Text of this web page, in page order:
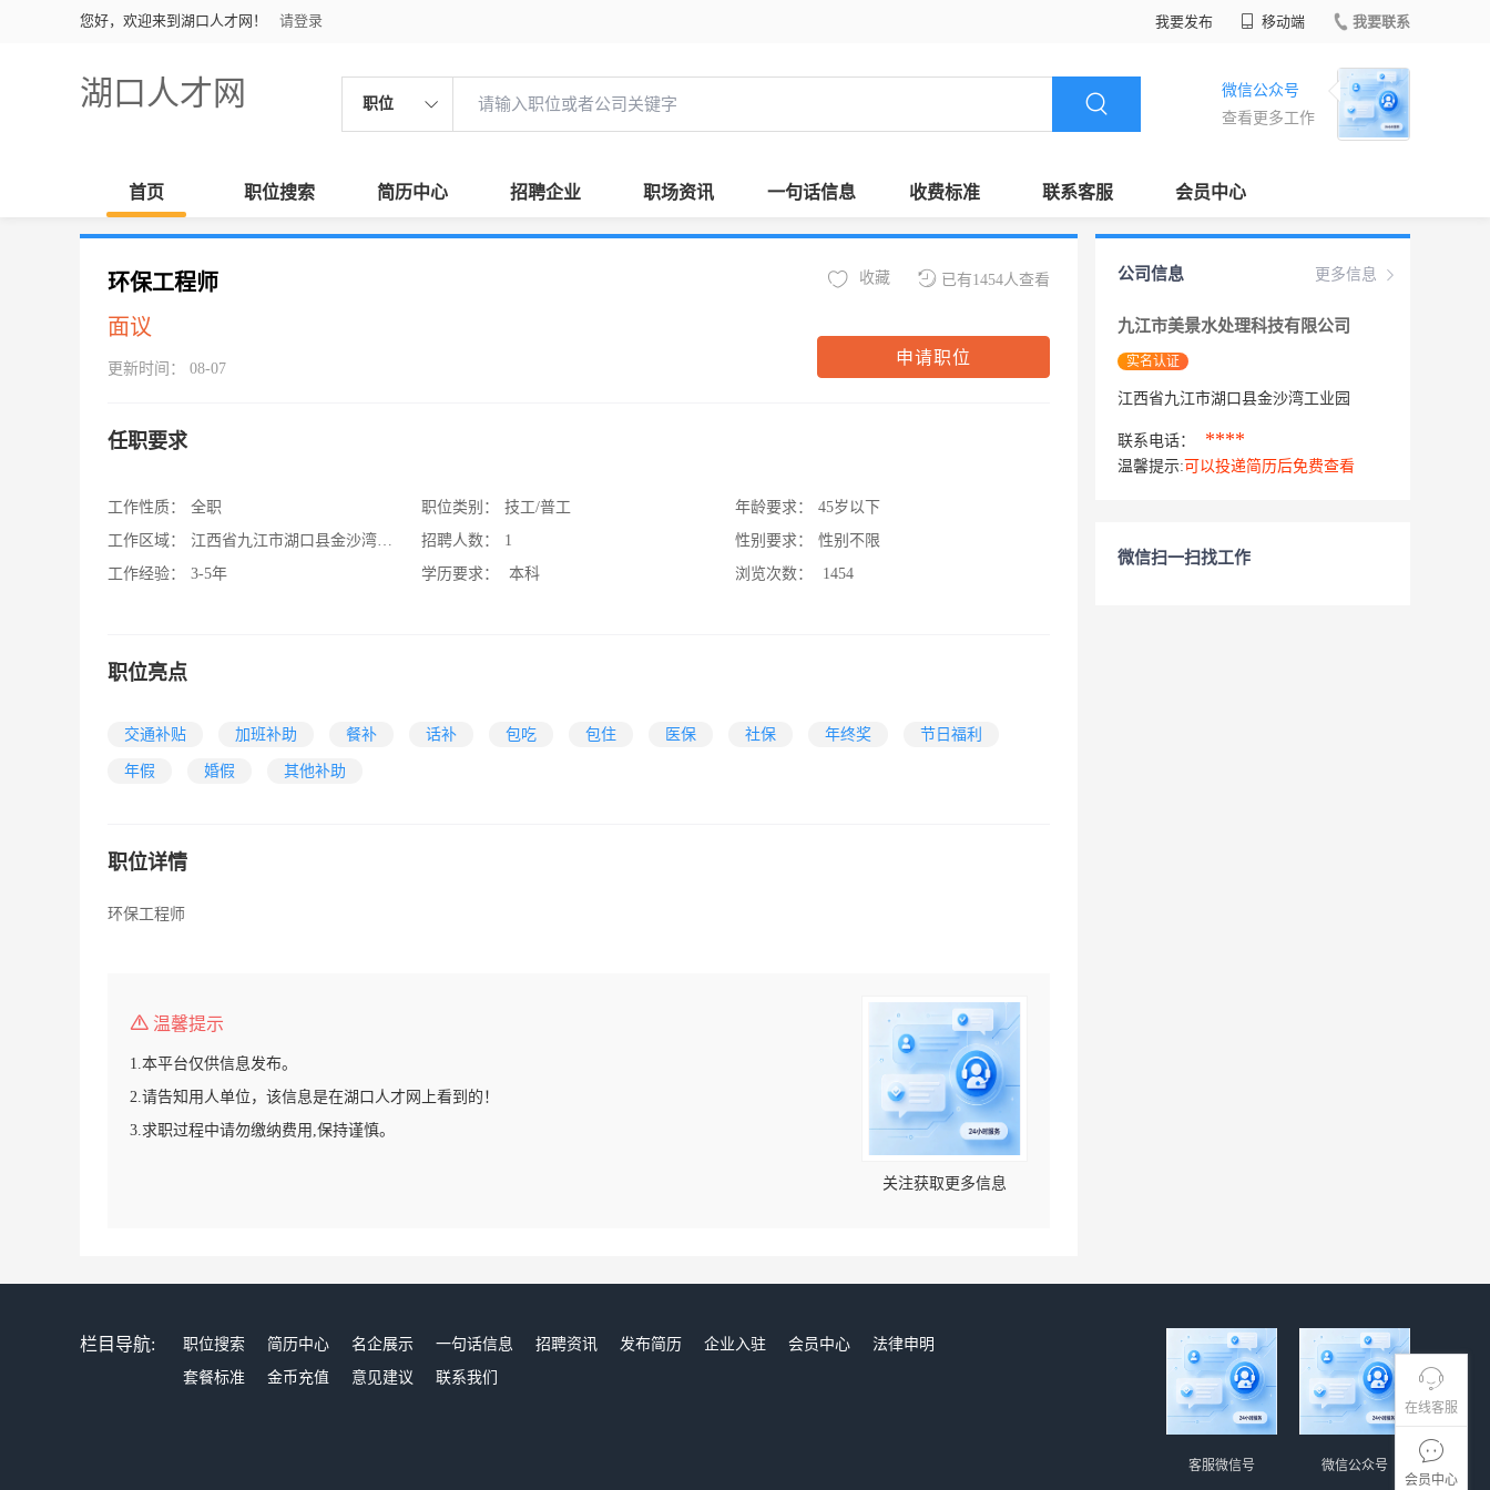
您好，欢迎来到湖口人才网！ 请登录 我要发布 移动端 我要联系
湖口人才网 职位
微信公众号
查看更多工作
首页 职位搜索 简历中心 招聘企业 职场资讯 一句话信息 收费标准 联系客服 会员中心
在线客服
会员中心
环保工程师
面议
更新时间： 08-07
已有1454人查看
收藏
申请职位
任职要求
工作性质：
全职
工作区域：
江西省九江市湖口县金沙湾工业园
工作经验：
3-5年
职位类别：
技工/普工
招聘人数：
1
学历要求：
本科
年龄要求：
45岁以下
性别要求：
性别不限
浏览次数：
1454
职位亮点
交通补贴 加班补助 餐补 话补 包吃 包住 医保 社保 年终奖 节日福利
年假 婚假 其他补助
职位详情
环保工程师
温馨提示
1.本平台仅供信息发布。
2.请告知用人单位，该信息是在湖口人才网上看到的！
3.求职过程中请勿缴纳费用,保持谨慎。
关注获取更多信息
更多信息
公司信息
九江市美景水处理科技有限公司
实名认证
江西省九江市湖口县金沙湾工业园
联系电话： ****
温馨提示: 可以投递简历后免费查看
微信扫一扫找工作
栏目导航: 职位搜索 简历中心 名企展示 一句话信息 招聘资讯 发布简历 企业入驻 会员中心
法律申明
套餐标准
金币充值 意见建议 联系我们
微信公众号
客服微信号